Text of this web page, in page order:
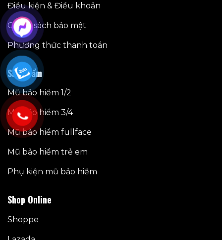
Điều kiện & Điều khoản
Chính sách bảo mật
Phương thức thanh toán
Sản phẩm
Mũ bảo hiểm 1/2
Mũ bảo hiểm 3/4
Mũ bảo hiểm fullface
Mũ bảo hiểm trẻ em
Phụ kiện mũ bảo hiểm
Shop Online
Shoppe